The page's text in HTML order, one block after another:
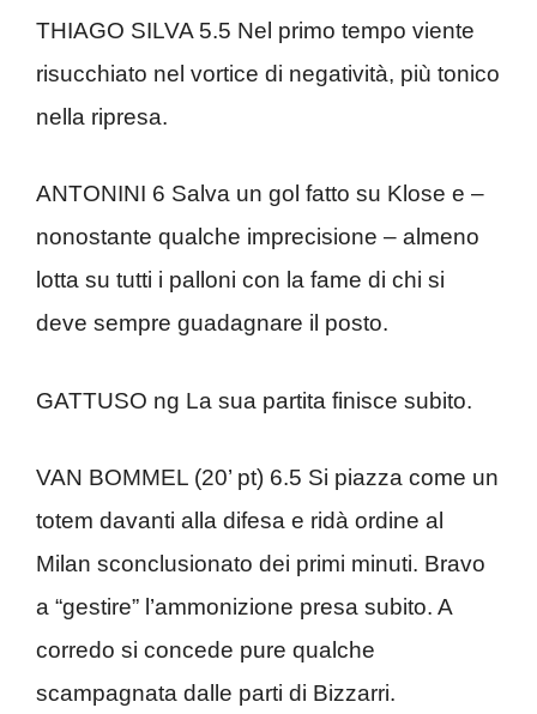
THIAGO SILVA 5.5 Nel primo tempo viente
risucchiato nel vortice di negatività, più tonico
nella ripresa.
ANTONINI 6 Salva un gol fatto su Klose e –
nonostante qualche imprecisione – almeno
lotta su tutti i palloni con la fame di chi si
deve sempre guadagnare il posto.
GATTUSO ng La sua partita finisce subito.
VAN BOMMEL (20’ pt) 6.5 Si piazza come un
totem davanti alla difesa e ridà ordine al
Milan sconclusionato dei primi minuti. Bravo
a “gestire” l’ammonizione presa subito. A
corredo si concede pure qualche
scampagnata dalle parti di Bizzarri.